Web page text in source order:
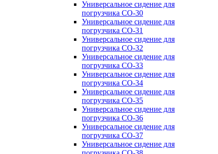
Универсальное сидение для
погрузчика CO-30
Универсальное сидение для
погрузчика CO-31
Универсальное сидение для
погрузчика CO-32
Универсальное сидение для
погрузчика CO-33
Универсальное сидение для
погрузчика CO-34
Универсальное сидение для
погрузчика CO-35
Универсальное сидение для
погрузчика CO-36
Универсальное сидение для
погрузчика CO-37
Универсальное сидение для